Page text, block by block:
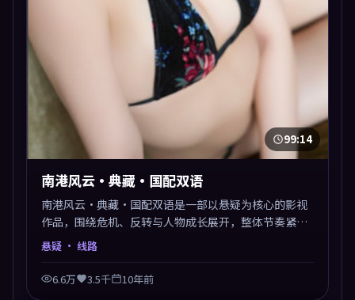
99:14
南港风云·典藏·国配双语
南港风云·典藏·国配双语是一部以悬疑为核心的影视
作品，围绕危机、反转与人物成长展开，整体节奏紧
凑，值得推荐观看。
悬疑 · 线路
6.6万 3.5千 10年前